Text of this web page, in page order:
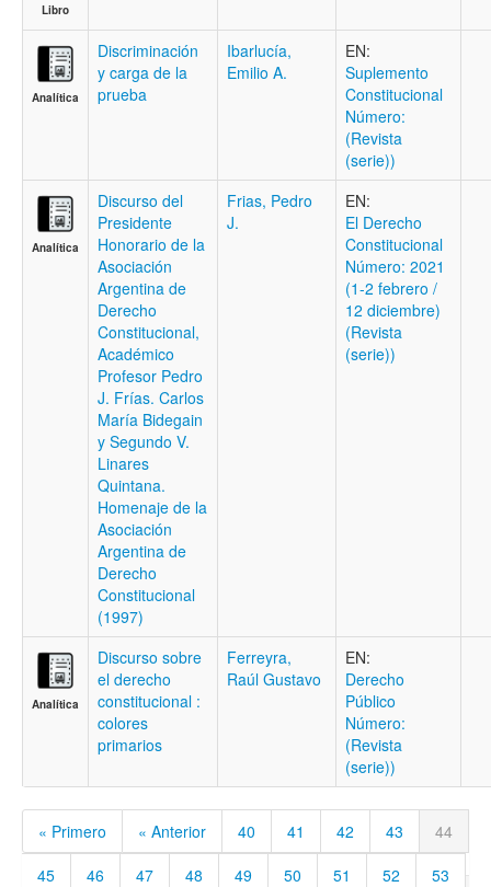
Libro
Analítica
Discriminación
y carga de la
prueba
Ibarlucía,
Emilio A.
EN:
Suplemento
Constitucional
Número:
(Revista
(serie))
Analítica
Discurso del
Presidente
Honorario de la
Asociación
Argentina de
Derecho
Constitucional,
Académico
Profesor Pedro
J. Frías. Carlos
María Bidegain
y Segundo V.
Linares
Quintana.
Homenaje de la
Asociación
Argentina de
Derecho
Constitucional
(1997)
Frias, Pedro
J.
EN:
El Derecho
Constitucional
Número: 2021
(1-2 febrero /
12 diciembre)
(Revista
(serie))
Analítica
Discurso sobre
el derecho
constitucional :
colores
primarios
Ferreyra,
Raúl Gustavo
EN:
Derecho
Público
Número:
(Revista
(serie))
« Primero « Anterior 40 41 42 43
44
45
46 47 48 49 50 51 52
53